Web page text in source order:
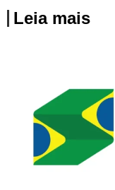
Leia mais